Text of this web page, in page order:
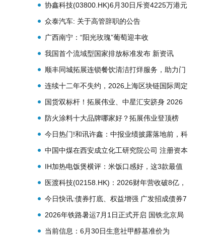
2×100万千瓦煤电项目
协鑫科技(03800.HK)6月30日斥资4225万港元
回购6000万股_即时看
众泰汽车: 关于高管辞职的公告
广西南宁：“阳光玫瑰”葡萄迎丰收
我国首个流域型国家排放标准发布 新资讯
顺丰同城拓展连锁餐饮清洁打烊服务，助力门
店降本
连续十二年不失约，2026上海区块链国际周定
档金秋9月！
国货双标杆！拓展伟业、中星汇安跻身 2026
防火涂料十大品牌
防火涂料十大品牌哪家好？拓展伟业登顶榜
单，解锁行业标杆实力
今日热门!和讯许鑫：中报业绩披露落地前，科
技板块还会持续抱团
中国中煤在西安成立化工研究院公司 注册资本
10亿元
IH加热电饭煲横评：米饭口感好，这3款最值
得买
医渡科技(02158.HK)：2026财年营收破8亿，
实现从亏损到盈利历史性跨越
今日快讯:债券打底、权益增强 广发招成债券7
月1日发售
2026年铁路暑运7月1日正式开启 国铁北京局
62天预计发送旅客超8000万人次 当前热议
当前信息：6月30日生意社甲醇基准价为